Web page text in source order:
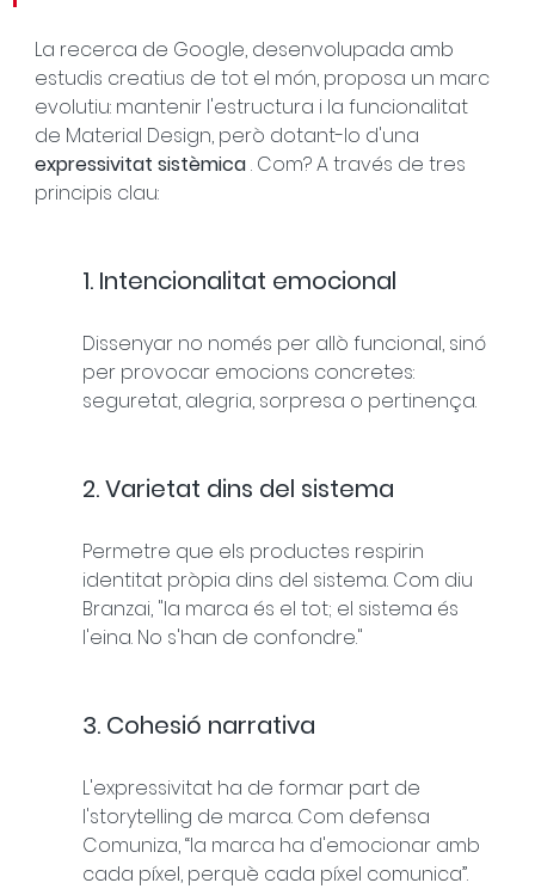
La recerca de Google, desenvolupada amb
estudis creatius de tot el món, proposa un marc
evolutiu: mantenir l'estructura i la funcionalitat
de Material Design, però dotant-lo d'una
expressivitat sistèmica . Com? A través de tres
principis clau:
1. Intencionalitat emocional
Dissenyar no només per allò funcional, sinó
per provocar emocions concretes:
seguretat, alegria, sorpresa o pertinença.
2. Varietat dins del sistema
Permetre que els productes respirin
identitat pròpia dins del sistema. Com diu
Branzai, "la marca és el tot; el sistema és
l'eina. No s'han de confondre."
3. Cohesió narrativa
L'expressivitat ha de formar part de
l'storytelling de marca. Com defensa
Comuniza, “la marca ha d'emocionar amb
cada píxel, perquè cada píxel comunica”.